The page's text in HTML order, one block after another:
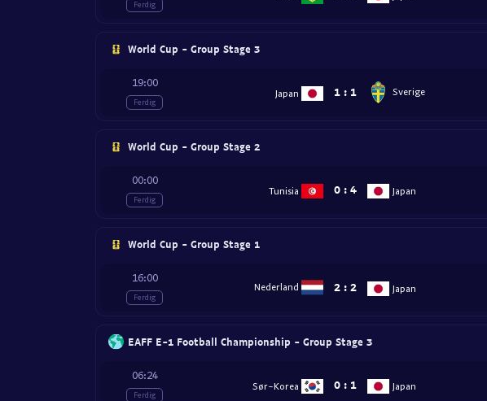
Ferdig
World Cup - Group Stage 3
19:00
Ferdig
Japan 1 : 1 Sverige
World Cup - Group Stage 2
00:00
Ferdig
Tunisia 0 : 4 Japan
World Cup - Group Stage 1
16:00
Ferdig
Nederland 2 : 2 Japan
EAFF E-1 Football Championship - Group Stage 3
06:24
Ferdig
Sør-Korea 0 : 1 Japan